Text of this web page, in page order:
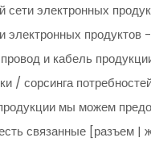
сети электронных
электронных
и кабель
/ сорсинга
мы можем
связанные [разъем |